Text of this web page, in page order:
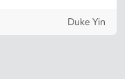
Duke Yin